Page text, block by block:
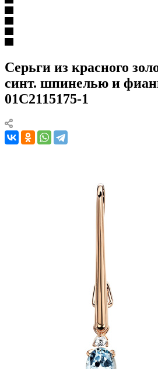
Серьги из красного
синт. шпинелью и
01С2115175-1